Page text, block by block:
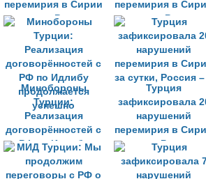
перемирия в Сирии
за сутки, Россия –
девять
перемирия в
за сутки, Россия –
11
Минобороны
Турции:
Реализация
договорённостей с
РФ по Идлибу
продолжается
успешно
Турция
зафиксировала
нарушений
перемирия в
за сутки, Россия –